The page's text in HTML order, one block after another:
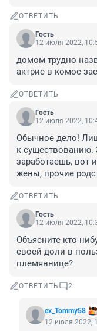
ОТВЕТИТЬ
Гость
12 июля 2022,
домом трудно
актрис в комос
ОТВЕТИТЬ
Гость
12 июля 2022,
Обычное дело!
к существованию.
заработаешь, вот
жены, прочие
ОТВЕТИТЬ
Гость
12 июля 2022,
Объясните кто-
своей доли в
племяннице?
ОТВЕТИТЬ 2
ex_Tommy58
12 июля 2022,